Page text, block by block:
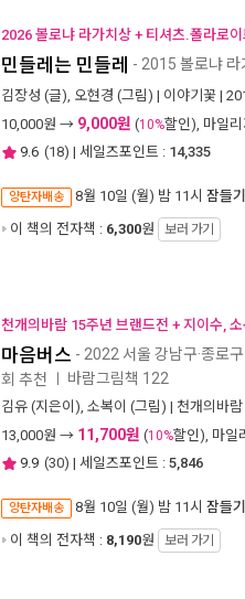
2026 볼로냐 라가치상 + 티셔츠.폴라로이
민들레는 민들레 - 2015 볼로냐 라
김장성 (글), 오현경 (그림) | 이야기꽃 |
10,000원 → 9,000원 (10%할인), 마일리
9.6 (18) | 세일즈포인트 : 14,335
양탄자배송 8월 10일 (월) 밤 11시 잠들
이 책의 전자책 : 6,300원 보러 가기
천개의바람 15주년 브랜드전 + 지이수, 소
마음버스 - 2022 서울 강남구·종로
회 추천 바람그림책 122
김유 (지은이), 소복이 (그림) | 천개의바람
13,000원 → 11,700원 (10%할인), 마일
9.9 (30) | 세일즈포인트 : 5,846
양탄자배송 8월 10일 (월) 밤 11시 잠들
이 책의 전자책 : 8,190원 보러 가기